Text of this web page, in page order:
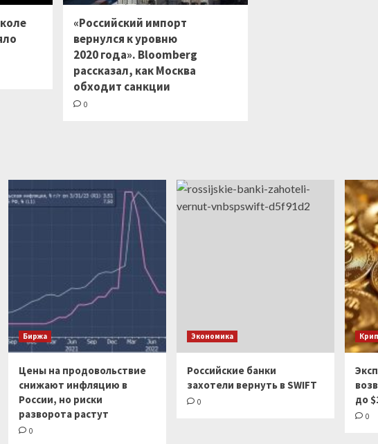
«Российский импорт
вернулся к уровню
2020 года». Bloomberg
рассказал, как Москва
обходит санкции
0
Биржа
Цены на продовольствие
снижают инфляцию в
России, но риски
разворота растут
0
Экономика
Российские банки
захотели вернуть в SWIFT
0
до
0